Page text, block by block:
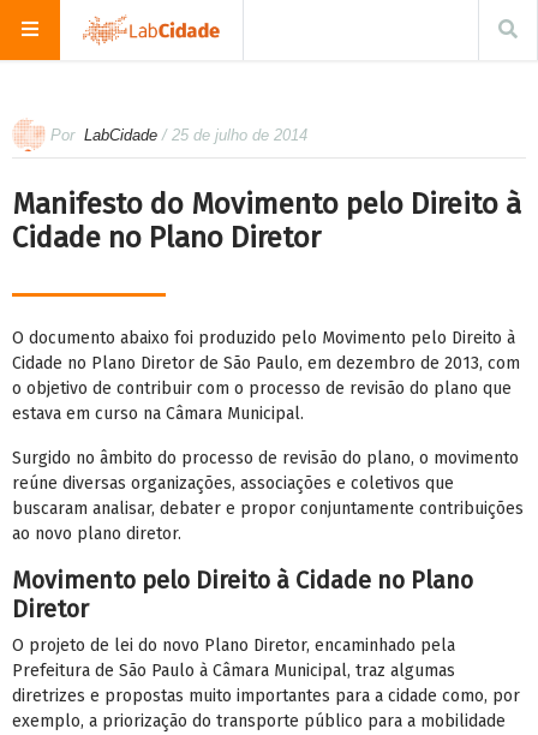
Por LabCidade / 25 de julho de 2014
Manifesto do Movimento pelo Direito à
Cidade no Plano Diretor
O documento abaixo foi produzido pelo Movimento pelo Direito à
Cidade no Plano Diretor de São Paulo, em dezembro de 2013, com
o objetivo de contribuir com o processo de revisão do plano que
estava em curso na Câmara Municipal.
Surgido no âmbito do processo de revisão do plano, o movimento
reúne diversas organizações, associações e coletivos que
buscaram analisar, debater e propor conjuntamente contribuições
ao novo plano diretor.
Movimento pelo Direito à Cidade no Plano
Diretor
O projeto de lei do novo Plano Diretor, encaminhado pela
Prefeitura de São Paulo à Câmara Municipal, traz algumas
diretrizes e propostas muito importantes para a cidade como, por
exemplo, a priorização do transporte público para a mobilidade